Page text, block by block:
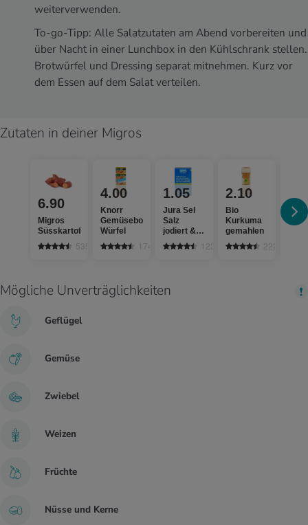
weiterverwenden.
To-go-Tipp: Alle Salatzutaten am Abend vorbereiten und
über Nacht in einer Lunchbox in den Kühlschrank stellen.
Brotwürfel und Dressing separat mitnehmen. Kurz vor
dem Essen auf dem Salat verteilen.
Zutaten in deiner Migros
6.90
Migros
Süsskartoffeln
535
4.00
Knorr
Gemüsebouillon
Würfel
174
1.05
Jura Sel
Salz
jodiert &
fluoridiert
1236
2.10
Bio
Kurkuma
gemahlen
222
Mögliche Unverträglichkeiten
Geflügel
Gemüse
Zwiebel
Weizen
Früchte
Nüsse und Kerne